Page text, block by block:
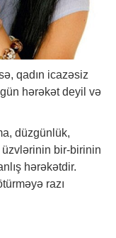
qadın icazəsiz
hərəkət deyil və
düzgünlük,
üzvlərinin bir-birinin
hərəkətdir.
razı